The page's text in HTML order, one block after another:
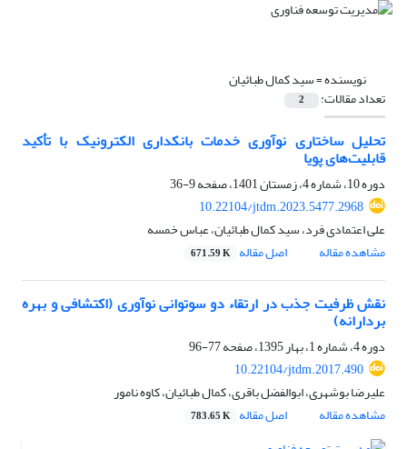
نویسنده =سید کمال طبائیان
تعداد مقالات: 2
تحلیل ساختاری نوآوری خدمات بانکداری الکترونیک با تأکید
قابلیت‌‌های پویا
دوره 10، شماره 4، زمستان 1401، صفحه
9-36
10.22104/jtdm.2023.5477.2968
علی اعتمادی فرد، سید کمال طبائیان، عباس خمسه
مشاهده مقاله
اصل مقاله 671.59 K
نقش ظرفیت جذب در ارتقاء دو سوتوانی نوآوری (اکتشافی و بهره
بردارانه)
دوره 4، شماره 1، بهار 1395، صفحه
77-96
10.22104/jtdm.2017.490
علیرضا بوشهری، ابوالفضل باقری، کمال طبائیان، کاوه نامور
مشاهده مقاله
اصل مقاله 783.65 K